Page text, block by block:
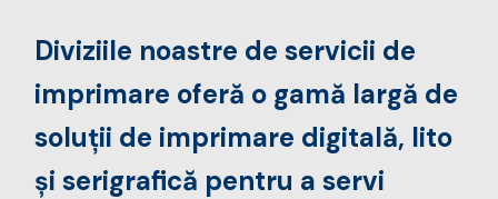
Diviziile noastre de servicii de
imprimare oferă o gamă largă de
soluții de imprimare digitală, lito
și serigrafică pentru a servi